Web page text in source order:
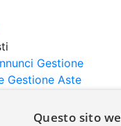
Gestione
Gestione Aste
Importazione
Questo sito